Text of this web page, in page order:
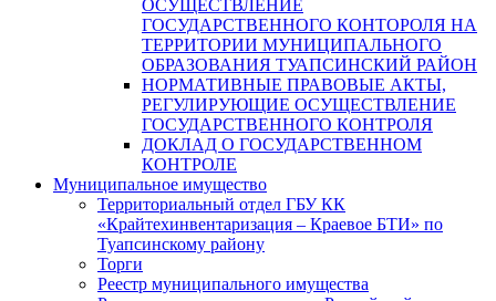
ОСУЩЕСТВЛЕНИЕ
ГОСУДАРСТВЕННОГО КОНТОРОЛЯ НА
ТЕРРИТОРИИ МУНИЦИПАЛЬНОГО
ОБРАЗОВАНИЯ ТУАПСИНСКИЙ РАЙОН
НОРМАТИВНЫЕ ПРАВОВЫЕ АКТЫ,
РЕГУЛИРУЮЩИЕ ОСУЩЕСТВЛЕНИЕ
ГОСУДАРСТВЕННОГО КОНТРОЛЯ
ДОКЛАД О ГОСУДАРСТВЕННОМ
КОНТРОЛЕ
Муниципальное имущество
Территориальный отдел ГБУ КК
«Крайтехинвентаризация – Краевое БТИ» по
Туапсинскому району
Торги
Реестр муниципального имущества